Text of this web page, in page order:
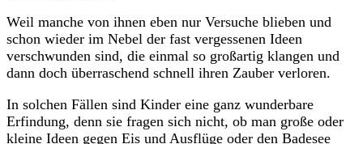
Weil manche von ihnen eben nur Versuche blieben und
schon wieder im Nebel der fast vergessenen Ideen
verschwunden sind, die einmal so großartig klangen und
dann doch überraschend schnell ihren Zauber verloren.
In solchen Fällen sind Kinder eine ganz wunderbare
Erfindung, denn sie fragen sich nicht, ob man große oder
kleine Ideen gegen Eis und Ausflüge oder den Badesee